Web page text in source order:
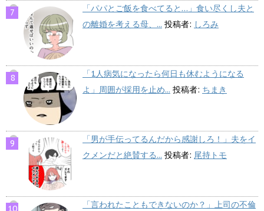
「パパとご飯を食べてると…」食い尽くし夫と
の離婚を考える母、... 投稿者: しろみ
「1人病気になったら何日も休むようになる
よ」周囲が採用を止め... 投稿者: ちまき
「男が手伝ってるんだから感謝しろ！」夫をイ
クメンだと絶賛する... 投稿者: 尾持トモ
「言われたこともできないのか？」上司の不倫